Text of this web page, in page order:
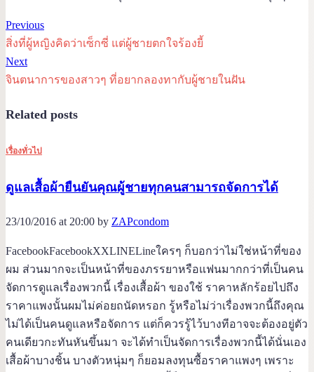
Previous
สิ่งที่ผู้หญิงคิดว่าเซ็กซี่ แต่ผู้ชายตกใจร้องยี้
Next
จินตนาการของสาวๆ ที่อยากลองทากับผู้ชายในฝัน
Related posts
เรื่องทั่วไป
ดูแลเสื้อผ้ายืนยันคุณผู้ชายทุกคนสามารถจัดการได้
23/10/2016 at 20:00 by ZAPcondom
FacebookFacebookXXLINELineใครๆ ก็บอกว่าไม่ใช่หน้าที่ของ
ผม ส่วนมากจะเป็นหน้าที่ของภรรยาหรือแฟนมากกว่าที่เป็นคน
จัดการดูแลเรื่องพวกนี้ เรื่องเสื้อผ้า ของใช้ ราคาหลักร้อยไปถึง
ราคาแพงนั้นผมไม่ค่อยถนัดหรอก รู้หรือไม่ว่าเรื่องพวกนี้ถึงคุณ
ไม่ได้เป็นคนดูแลหรือจัดการ แต่ก็ควรรู้ไว้บางทีอาจจะต้องอยู่ตัว
คนเดียวกะทันหันขึ้นมา จะได้ทำเป็นจัดการเรื่องพวกนี้ได้นั่นเอง
เสื้อผ้าบางชิ้น บางตัวหนุ่มๆ ก็ยอมลงทุนซื้อราคาแพงๆ เพราะ